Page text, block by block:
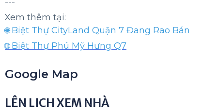
🔘
siêu thị BigC, Trường Học Quốc Tế, Bệnh Viện
Hàng, các hàng quán cafe... giúp cho cuộc
tiện nghi và đầy đủ.
có thể thương lượng. Với mức giá này, bạn sẽ
trí đắc địa.